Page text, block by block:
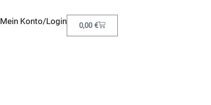
Mein Konto/Login 0,00€